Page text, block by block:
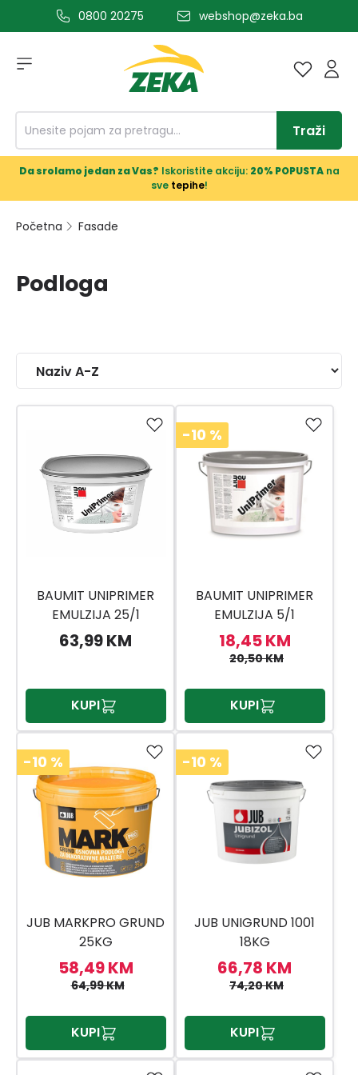
glavni sadržaj0800 20275 webshop@zeka.ba
Traži
Da srolamo jedan za Vas? Iskoristite akciju: 20% POPUSTAna
sve tepihe!
Početna Fasade
Podloga
BAUMIT UNIPRIMER
EMULZIJA 25/1
63,99 KM
KUPI
-10 %
BAUMIT UNIPRIMER
EMULZIJA 5/1
18,45 KM
20,50 KM
KUPI
-10 %
JUB MARKPRO GRUND
25KG
58,49 KM
64,99 KM
KUPI
-10 %
JUB UNIGRUND 1001
18KG
66,78 KM
74,20 KM
KUPI